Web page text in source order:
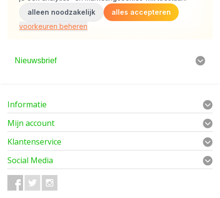
Nieuwsbrief
Informatie
Mijn account
Klantenservice
Social Media